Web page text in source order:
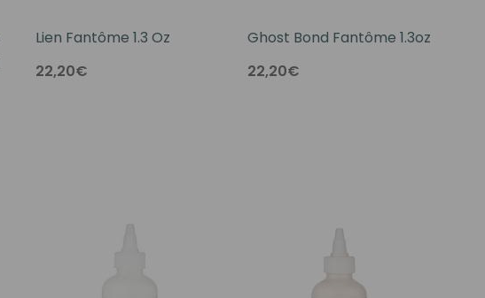
Lien Fantôme 1.3 Oz
22,20€
Ghost Bond Fantôme 1.3oz
22,20€